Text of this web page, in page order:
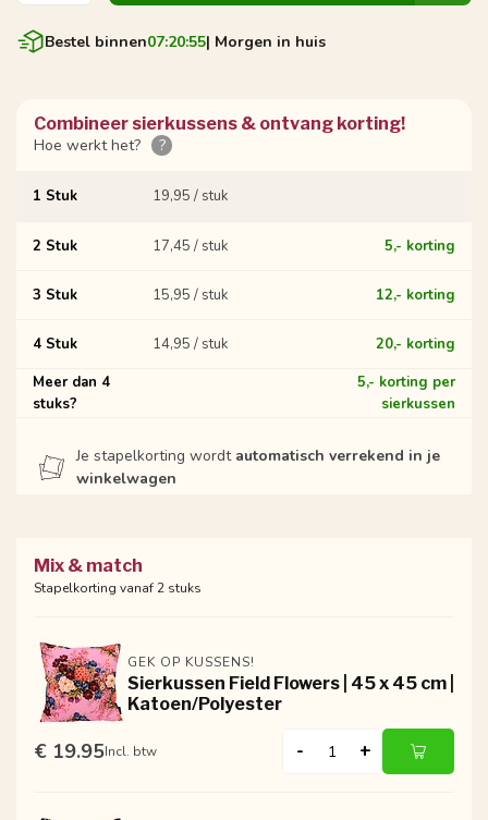
Bestel binnen07:20:54| Morgen in huis
Combineer sierkussens & ontvang korting!
Hoe werkt het?
?
1 Stuk 19,95 / stuk
2 Stuk 17,45 / stuk 5,- korting
3 Stuk 15,95 / stuk 12,- korting
4 Stuk 14,95 / stuk
20,- korting
Meer dan 4
stuks?
5,- korting per
sierkussen
Je stapelkorting wordt automatisch verrekend in je
winkelwagen
Mix & match
Stapelkorting vanaf 2 stuks
GEK OP KUSSENS!
Sierkussen Field Flowers | 45 x 45 cm |
Katoen/Polyester
€ 19.95Incl. btw - +